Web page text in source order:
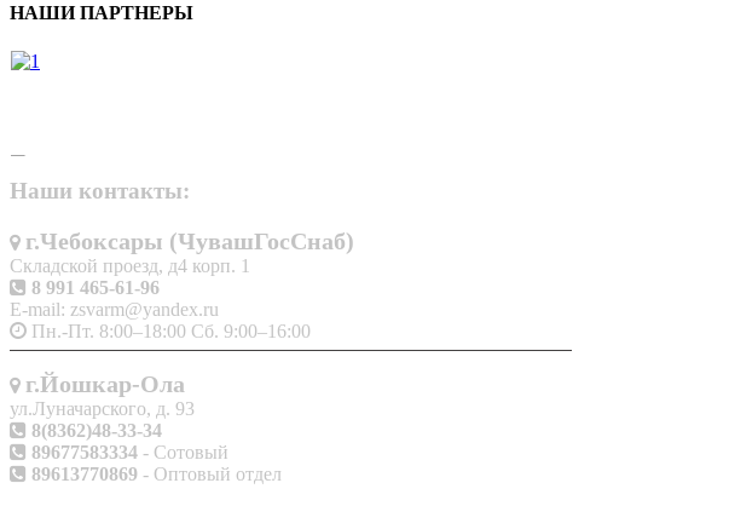
НАШИ ПАРТНЕРЫ
Наши контакты:
г.Чебоксары (ЧувашГосСнаб)
Складской проезд, д4 корп. 1
8 991 465-61-96
E-mail: zsvarm@yandex.ru
Пн.-Пт. 8:00–18:00 Сб. 9:00–16:00
г.Йошкар-Ола
ул.Луначарского, д. 93
8(8362)48-33-34
89677583334 - Сотовый
89613770869 - Оптовый отдел